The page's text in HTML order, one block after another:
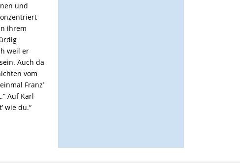
und
ihrem
weil er
Auch da
vom
Franz’
Auf Karl
wie du.“